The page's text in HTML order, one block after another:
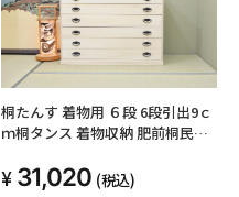
桐たんす 着物用 ６段 6段引出9ｃ
ｍ桐タンス 着物収納 肥前桐民芸
やまオリジナル和たんすランキン
31,020 (税込)